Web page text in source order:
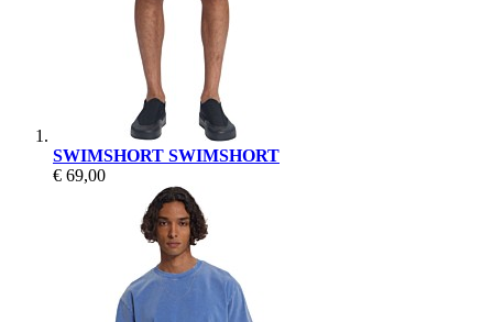
SWIMSHORT SWIMSHORT
€ 69,00